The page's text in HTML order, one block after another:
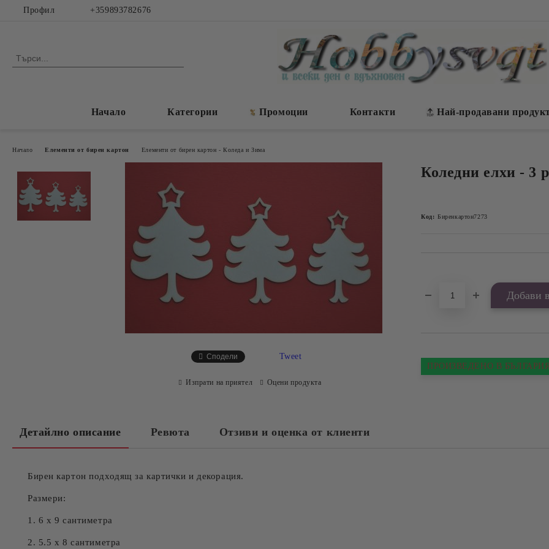
Профил +359893782676
Начало Категории Промоции Контакти Най-продавани
Начало Елементи от бирен картон Елементи от бирен картон - Коледа и Зима
Коледни елхи - 3
Код: Биренкартон7273
ПРОИЗВЕДЕНО В
Сподели Tweet
Изпрати на приятел Оцени продукта
Детайлно описание Ревюта Отзиви и оценка от клиенти
Бирен картон подходящ за картички и декорация.
Размери:
1. 6 х 9 сантиметра
2. 5.5 х 8 сантиметра